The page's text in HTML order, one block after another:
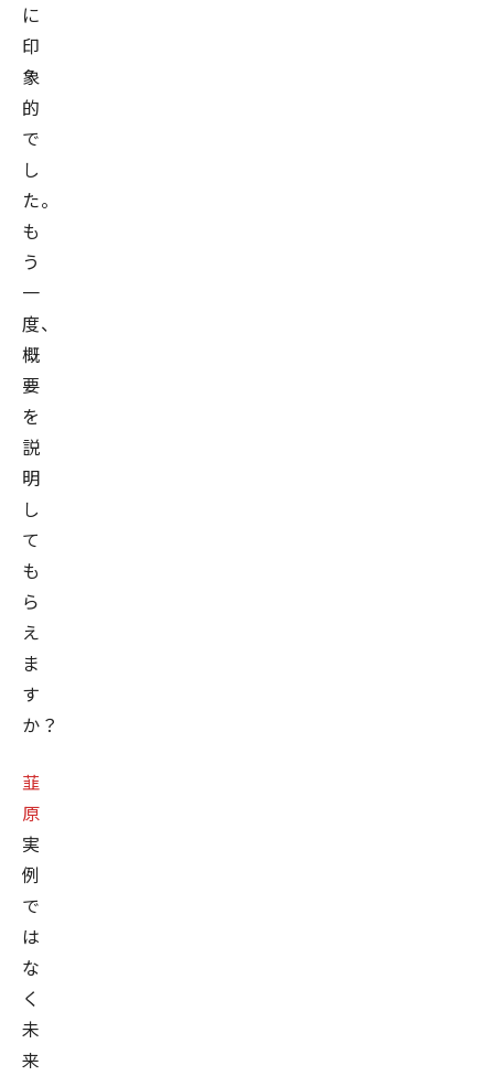
に
印
象
的
で
し
た。
も
う
一
度、
概
要
を
説
明
し
て
も
ら
え
ま
す
か？
韮
原
実
例
で
は
な
く
未
来